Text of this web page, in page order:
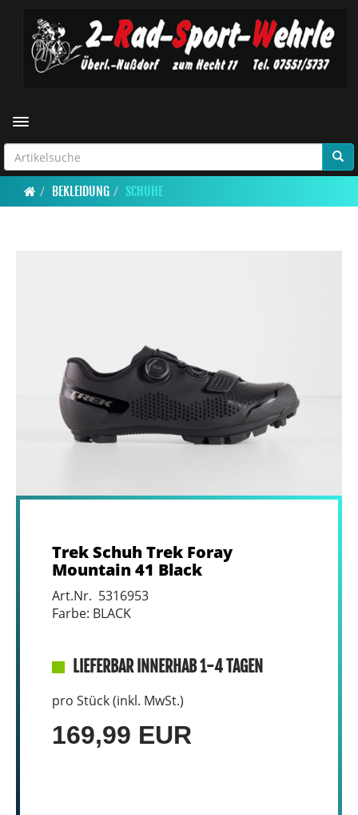
Toggle navigation
BEKLEIDUNG SCHUHE
Trek Schuh Trek Foray
Mountain 41 Black
Art.Nr. 5316953
Farbe: BLACK
LIEFERBAR INNERHAB 1-4 TAGEN
pro Stück (inkl. MwSt.)
169,99 EUR